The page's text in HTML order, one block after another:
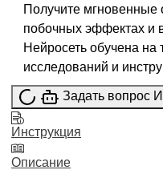
Получите мгновенные
побочных эффектах и
Нейросеть обучена на
исследований и
Задать вопрос
Инструкция
Описание